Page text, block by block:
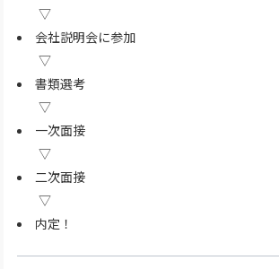
会社説明会に参加
書類選考
一次面接
二次面接
内定！